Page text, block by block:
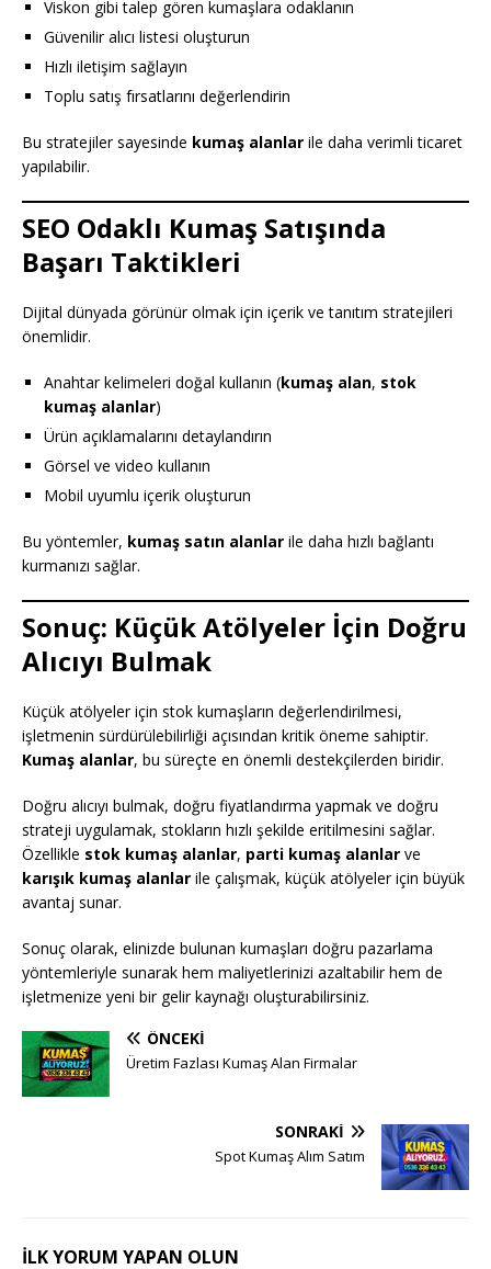
Viskon gibi talep gören kumaşlara odaklanın
Güvenilir alıcı listesi oluşturun
Hızlı iletişim sağlayın
Toplu satış fırsatlarını değerlendirin
Bu stratejiler sayesinde kumaş alanlar ile daha verimli ticaret
yapılabilir.
SEO Odaklı Kumaş Satışında
Başarı Taktikleri
Dijital dünyada görünür olmak için içerik ve tanıtım stratejileri
önemlidir.
Anahtar kelimeleri doğal kullanın (kumaş alan, stok
kumaş alanlar)
Ürün açıklamalarını detaylandırın
Görsel ve video kullanın
Mobil uyumlu içerik oluşturun
Bu yöntemler, kumaş satın alanlar ile daha hızlı bağlantı
kurmanızı sağlar.
Sonuç: Küçük Atölyeler İçin Doğru
Alıcıyı Bulmak
Küçük atölyeler için stok kumaşların değerlendirilmesi,
işletmenin sürdürülebilirliği açısından kritik öneme sahiptir.
Kumaş alanlar, bu süreçte en önemli destekçilerden biridir.
Doğru alıcıyı bulmak, doğru fiyatlandırma yapmak ve doğru
strateji uygulamak, stokların hızlı şekilde eritilmesini sağlar.
Özellikle stok kumaş alanlar, parti kumaş alanlar ve
karışık kumaş alanlar ile çalışmak, küçük atölyeler için büyük
avantaj sunar.
Sonuç olarak, elinizde bulunan kumaşları doğru pazarlama
yöntemleriyle sunarak hem maliyetlerinizi azaltabilir hem de
işletmenize yeni bir gelir kaynağı oluşturabilirsiniz.
ÖNCEKI
Üretim Fazlası Kumaş Alan Firmalar
SONRAKI
Spot Kumaş Alım Satım
İLK YORUM YAPAN OLUN